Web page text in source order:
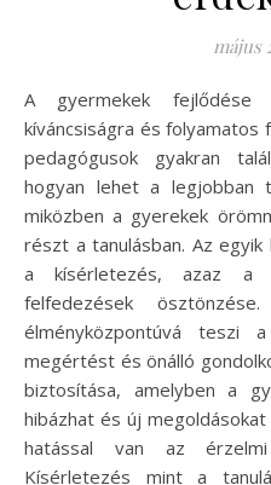
május
A gyermekek fejlődése és tanulása természetes
kíváncsiságra és folyamatos
pedagógusok gyakran
hogyan lehet a legjobban
miközben a gyerekek
részt a tanulásban. Az
a kísérletezés, azaz a
felfedezések
élményközpontúvá teszi
megértést és önálló
biztosítása, amelyben a
hibázhat és új
hatással van az
Kísérletezés mint a